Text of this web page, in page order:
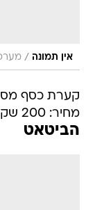
אין תמונה /
קערת כסף
מחיר: 200 שקלים, "חדד כסף טהור".
הביטאט